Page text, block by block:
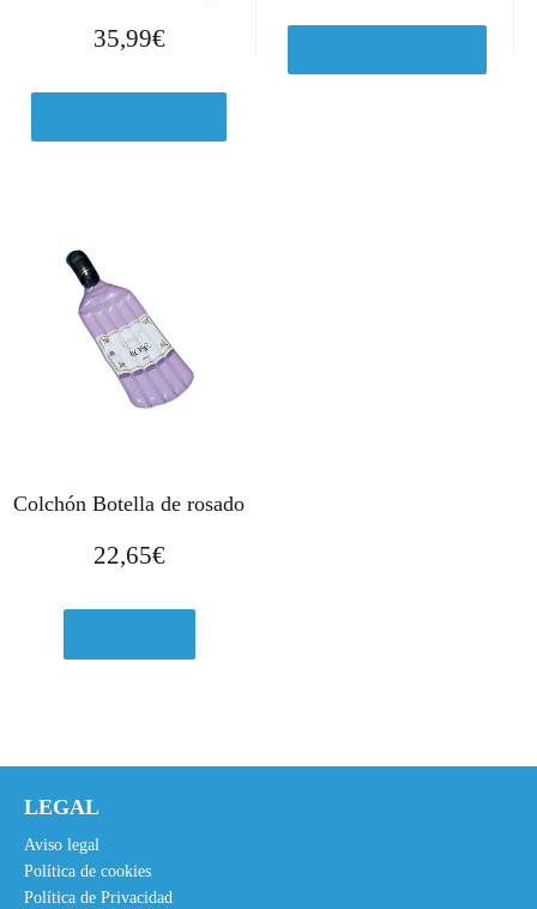
35,99€
Colchón Botella de rosado
22,65€
LEGAL
Aviso legal
Política de cookies
Política de Privacidad